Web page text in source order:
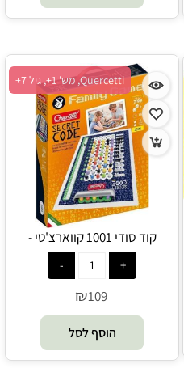
Quercetti, מש' 1+, גיל 7+
קוד סודי 1001 קווארצ'טי -
Quercetti
₪109
הוסף לסל